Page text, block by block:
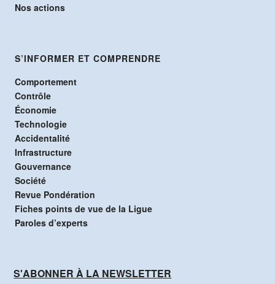
Nos actions
S’INFORMER ET COMPRENDRE
Comportement
Contrôle
Économie
Technologie
Accidentalité
Infrastructure
Gouvernance
Société
Revue Pondération
Fiches points de vue de la Ligue
Paroles d’experts
S'ABONNER À LA NEWSLETTER